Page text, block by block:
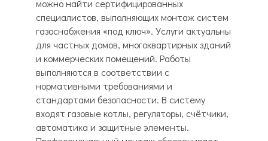
можно найти сертифицированных
специалистов, выполняющих монтаж систем
газоснабжения «под ключ». Услуги актуальны
для частных домов, многоквартирных зданий
и коммерческих помещений. Работы
выполняются в соответствии с
нормативными требованиями и
стандартами безопасности. В систему
входят газовые котлы, регуляторы, счётчики,
автоматика и защитные элементы.